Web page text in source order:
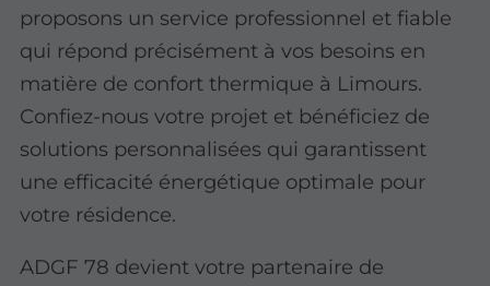
proposons un service professionnel et fiable
qui répond précisément à vos besoins en
matière de confort thermique à Limours.
Confiez-nous votre projet et bénéficiez de
solutions personnalisées qui garantissent
une efficacité énergétique optimale pour
votre résidence.
ADGF 78 devient votre partenaire de